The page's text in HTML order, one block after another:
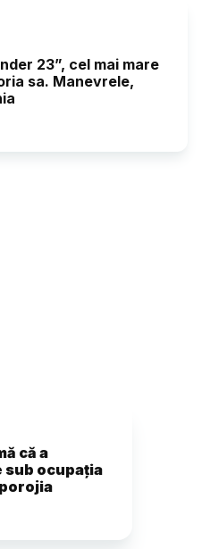
23”, cel mai mare
sa. Manevrele,
că a
sub ocupaţia